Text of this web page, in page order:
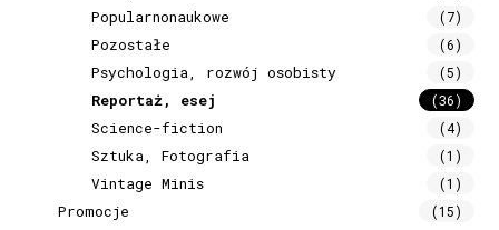
Popularnonaukowe (7)
Pozostałe (6)
Psychologia, rozwój osobisty (5)
Reportaż, esej (36)
Science-fiction (4)
Sztuka, Fotografia (1)
Vintage Minis (1)
Promocje (15)